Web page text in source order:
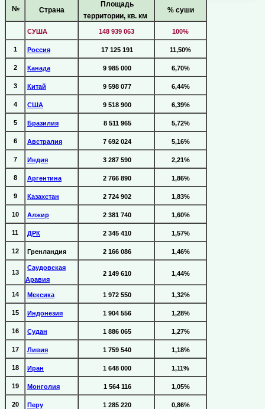
№ Страна
Площадь
территории, кв. км
% суши
СУША 148 939 063 100%
1 Россия 17 125 191 11,50%
2 Канада 9 985 000 6,70%
3 Китай 9 598 077 6,44%
4 США 9 518 900 6,39%
5 Бразилия 8 511 965 5,72%
6 Австралия 7 692 024 5,16%
7 Индия 3 287 590 2,21%
8 Аргентина 2 766 890 1,86%
9 Казахстан 2 724 902 1,83%
10 Алжир 2 381 740 1,60%
11 ДРК 2 345 410 1,57%
12 Гренландия 2 166 086 1,46%
13
Саудовская
Аравия
2 149 610 1,44%
14 Мексика 1 972 550 1,32%
15 Индонезия 1 904 556 1,28%
16 Судан 1 886 065 1,27%
17 Ливия 1 759 540 1,18%
18 Иран 1 648 000 1,11%
19 Монголия 1 564 116 1,05%
20 Перу 1 285 220 0,86%